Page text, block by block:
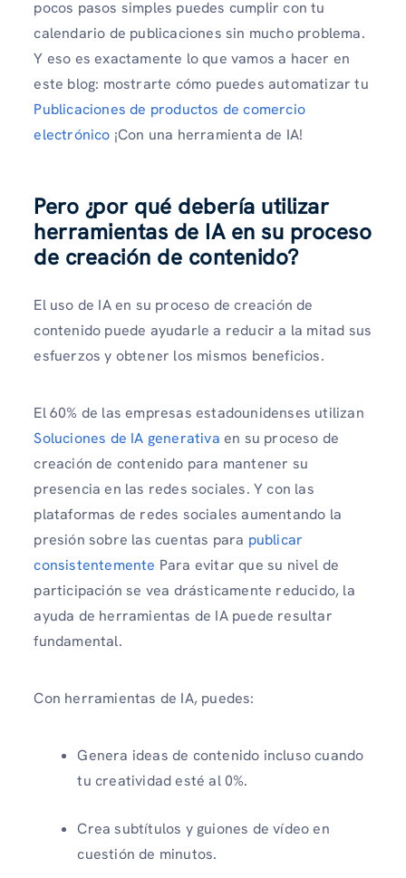
pocos pasos simples puedes cumplir con tu
calendario de publicaciones sin mucho problema.
Y eso es exactamente lo que vamos a hacer en
este blog: mostrarte cómo puedes automatizar tu
Publicaciones de productos de comercio
electrónico ¡Con una herramienta de IA!
Pero ¿por qué debería utilizar
herramientas de IA en su proceso
de creación de contenido?
El uso de IA en su proceso de creación de
contenido puede ayudarle a reducir a la mitad sus
esfuerzos y obtener los mismos beneficios.
El 60% de las empresas estadounidenses utilizan
Soluciones de IA generativa en su proceso de
creación de contenido para mantener su
presencia en las redes sociales. Y con las
plataformas de redes sociales aumentando la
presión sobre las cuentas para publicar
consistentemente Para evitar que su nivel de
participación se vea drásticamente reducido, la
ayuda de herramientas de IA puede resultar
fundamental.
Con herramientas de IA, puedes:
Genera ideas de contenido incluso cuando
tu creatividad esté al 0%.
Crea subtítulos y guiones de vídeo en
cuestión de minutos.